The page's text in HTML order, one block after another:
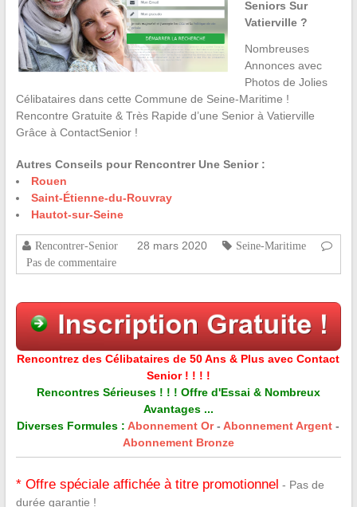
Seniors Sur
Vatierville ?
Nombreuses
Annonces avec
Photos de Jolies
Célibataires dans cette Commune de Seine-Maritime !
Rencontre Gratuite & Très Rapide d’une Senior à Vatierville
Grâce à ContactSenior !
Autres Conseils pour Rencontrer Une Senior :
Rouen
Saint-Étienne-du-Rouvray
Hautot-sur-Seine
Rencontrer-Senior 28 mars 2020
Seine-Maritime
Pas de commentaire
Rencontrez des Célibataires de 50 Ans & Plus avec Contact
Senior ! ! ! !
Rencontres Sérieuses ! ! ! Offre d'Essai & Nombreux
Avantages ...
Diverses Formules : Abonnement Or-Abonnement Argent -
Abonnement Bronze
* Offre spéciale affichée à titre promotionnel - Pas de
durée garantie !